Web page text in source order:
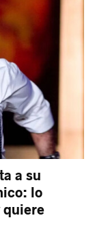
a su
lo
quiere